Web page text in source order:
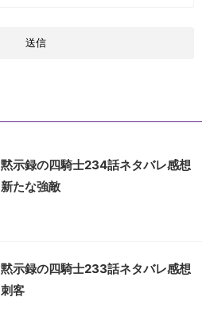
黙示録の四騎士234話ネタバレ感想
新たな強敵
黙示録の四騎士233話ネタバレ感想
刺客